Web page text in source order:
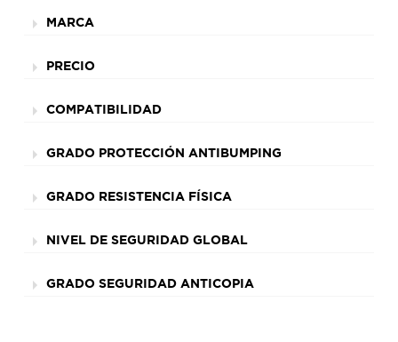
MARCA
PRECIO
COMPATIBILIDAD
GRADO PROTECCIÓN ANTIBUMPING
GRADO RESISTENCIA FÍSICA
NIVEL DE SEGURIDAD GLOBAL
GRADO SEGURIDAD ANTICOPIA